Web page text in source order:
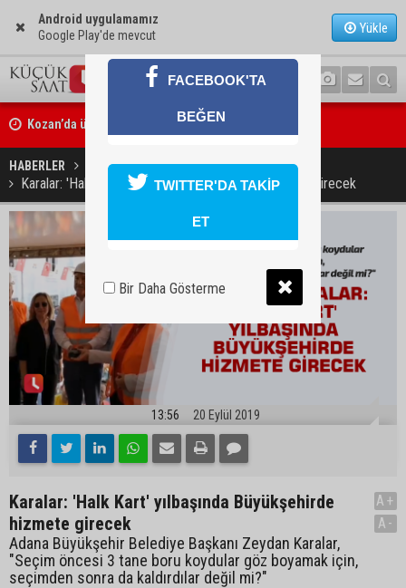
Android uygulamamız
Google Play'de mevcut
Yükle
Kozan’da üreticilere yangın ve anız uyarısı
Ceyhan’da yağlık ayçiçeği hasadı başladı
HABERLER GÜNDEM
Karalar: 'Halk Kart' yılbaşında Büyükşehirde hizmete girecek
13:56 20 Eylül 2019
Karalar: 'Halk Kart' yılbaşında Büyükşehirde
hizmete girecek
Adana Büyükşehir Belediye Başkanı Zeydan Karalar,
"Seçim öncesi 3 tane boru koydular göz boyamak için,
seçimden sonra da kaldırdılar değil mi?"
A+
A-
FACEBOOK'TA
BEĞEN
TWITTER'DA TAKİP
ET
Bir Daha Gösterme